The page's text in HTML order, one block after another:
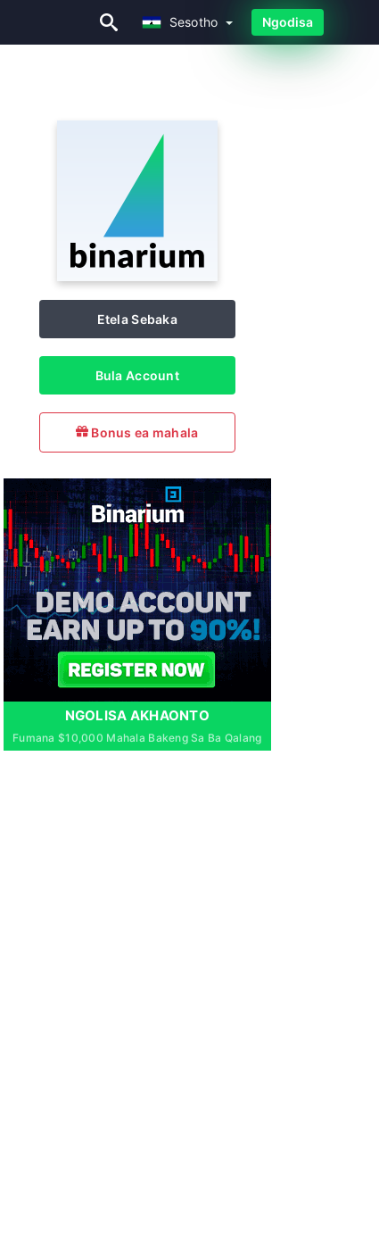
Sesotho
Sesotho Ngodisa
Etela Sebaka
Bula Account
Bonus ea mahala
NGOLISA AKHAONTO
Fumana $10,000 Mahala Bakeng Sa Ba Qalang